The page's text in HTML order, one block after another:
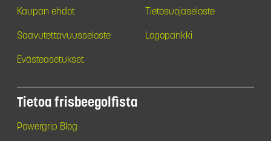
Kaupan ehdot Tietosuojaseloste
Saavutettavuusseloste Logopankki
Evästeasetukset
Tietoa frisbeegolfista
Powergrip Blog